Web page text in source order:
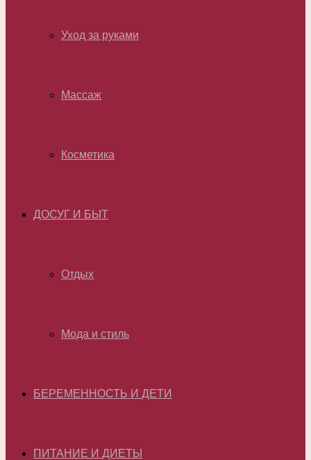
Уход за руками
Массаж
Косметика
ДОСУГ И БЫТ
Отдых
Мода и стиль
БЕРЕМЕННОСТЬ И ДЕТИ
ПИТАНИЕ И ДИЕТЫ